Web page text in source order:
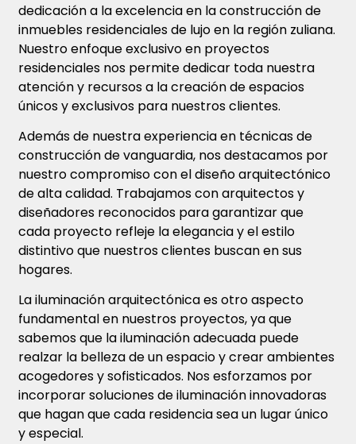
dedicación a la excelencia en la construcción de
inmuebles residenciales de lujo en la región zuliana.
Nuestro enfoque exclusivo en proyectos
residenciales nos permite dedicar toda nuestra
atención y recursos a la creación de espacios
únicos y exclusivos para nuestros clientes.
Además de nuestra experiencia en técnicas de
construcción de vanguardia, nos destacamos por
nuestro compromiso con el diseño arquitectónico
de alta calidad. Trabajamos con arquitectos y
diseñadores reconocidos para garantizar que
cada proyecto refleje la elegancia y el estilo
distintivo que nuestros clientes buscan en sus
hogares.
La iluminación arquitectónica es otro aspecto
fundamental en nuestros proyectos, ya que
sabemos que la iluminación adecuada puede
realzar la belleza de un espacio y crear ambientes
acogedores y sofisticados. Nos esforzamos por
incorporar soluciones de iluminación innovadoras
que hagan que cada residencia sea un lugar único
y especial.